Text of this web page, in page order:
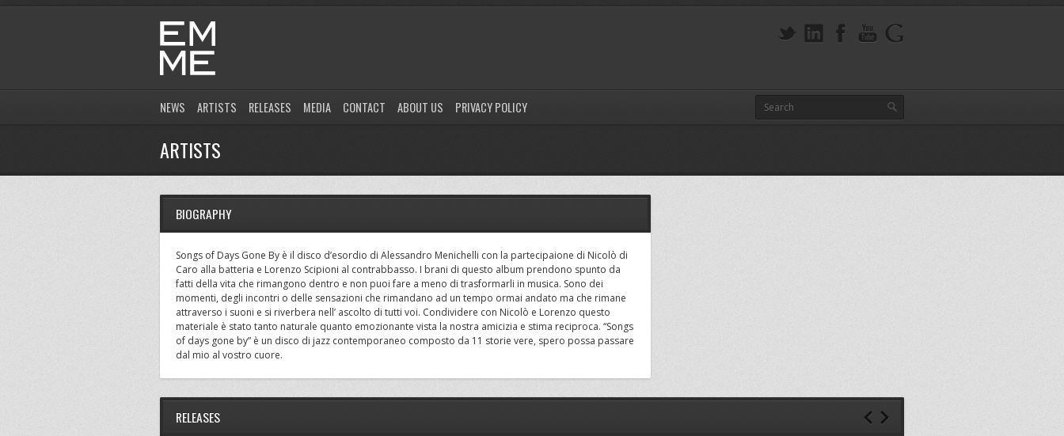
NEWS ARTISTS RELEASES MEDIA CONTACT ABOUT US PRIVACY POLICY
ARTISTS
BIOGRAPHY
Songs of Days Gone By è il disco d’esordio di Alessandro Menichelli con la partecipaione di Nicolò di
Caro alla batteria e Lorenzo Scipioni al contrabbasso. I brani di questo album prendono spunto da
fatti della vita che rimangono dentro e non puoi fare a meno di trasformarli in musica. Sono dei
momenti, degli incontri o delle sensazioni che rimandano ad un tempo ormai andato ma che rimane
attraverso i suoni e si riverbera nell’ ascolto di tutti voi. Condividere con Nicolò e Lorenzo questo
materiale è stato tanto naturale quanto emozionante vista la nostra amicizia e stima reciproca. “Songs
of days gone by” è un disco di jazz contemporaneo composto da 11 storie vere, spero possa passare
dal mio al vostro cuore.
RELEASES